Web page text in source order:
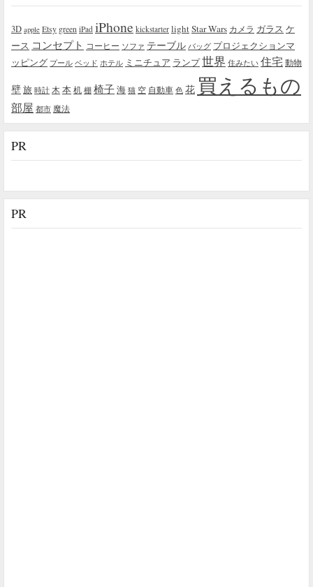
3D apple Etsy green iPad iPhone kickstarter lightStar Wars カメラ ガラス ケ
ース コンセプト コーヒー ソファ テーブル バッグ プロジェクションマ
ッピング プール ベッド ホテル ミニチュア ランプ世界 住みたい 住宅 動物
壁旅 時計 木 本机 棚 椅子海 猫 空 自動車 色 花 買えるもの
部屋 都市 魔法
PR
PR